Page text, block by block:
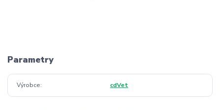
Parametry
Výrobce cdVet